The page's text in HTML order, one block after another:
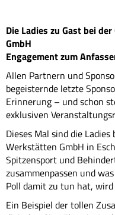
Die Ladies zu Gast bei
GmbH
Engagement zum
Allen Partnern und
begeisternde letzte
Erinnerung – und schon
exklusiven
Dieses Mal sind die
Werkstätten GmbH in
Spitzensport und
zusammenpassen und
Poll damit zu tun hat,
Ein Beispiel der tollen